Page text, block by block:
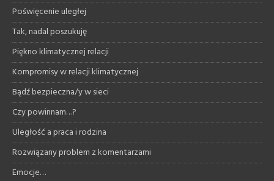
Poświęcenie uległej
Tak, nadal poszukuję
Piękno klimatycznej relacji
Kompromisy w relacji klimatycznej
Bądź bezpieczna/y w sieci
Czy powinnam…?
Uległość a praca i rodzina
Rozwiązany problem z komentarzami
Emocje…